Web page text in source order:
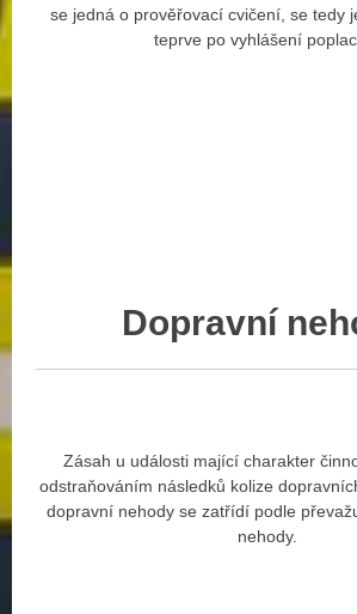
se jedná o prověřovací cvičení, se tedy
teprve po vyhlášení
Dopravní
Zásah u události mající charakter
odstraňováním následků kolize
dopravní nehody se zatřídí podle
nehody.